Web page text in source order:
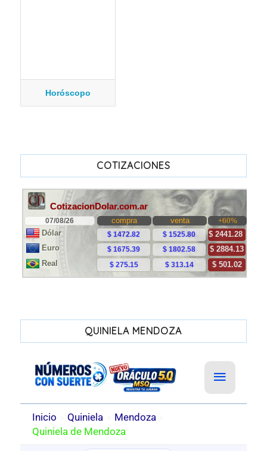
Horóscopo
COTIZACIONES
QUINIELA MENDOZA